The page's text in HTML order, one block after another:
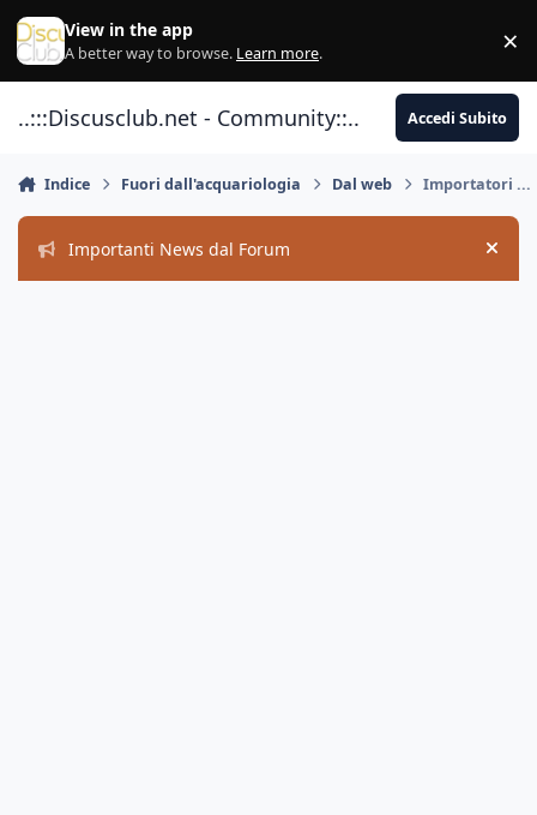
Vai al contenuto
View in the app
A better way to browse. Learn more. ×
..:::Discusclub.net - Community::.. Accedi Subito
Indice Fuori dall'acquariologia Dal web Importatori ...
Importanti News dal Forum Hide